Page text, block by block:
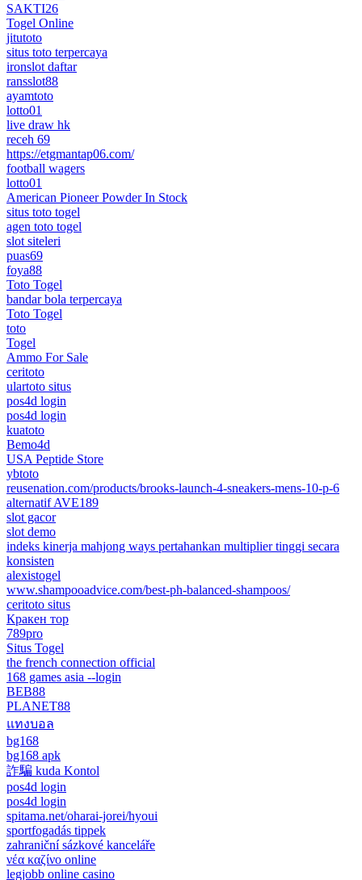
SAKTI26
Togel Online
jitutoto
situs toto terpercaya
ironslot daftar
ransslot88
ayamtoto
lotto01
live draw hk
receh 69
https://etgmantap06.com/
football wagers
lotto01
American Pioneer Powder In Stock
situs toto togel
agen toto togel
slot siteleri
puas69
foya88
Toto Togel
bandar bola terpercaya
Toto Togel
toto
Togel
Ammo For Sale
ceritoto
ulartoto situs
pos4d login
pos4d login
kuatoto
Bemo4d
USA Peptide Store
ybtoto
reusenation.com/products/brooks-launch-4-sneakers-mens-10-p-6
alternatif AVE189
slot gacor
slot demo
indeks kinerja mahjong ways pertahankan multiplier tinggi secara
konsisten
alexistogel
www.shampooadvice.com/best-ph-balanced-shampoos/
ceritoto situs
Кракен тор
789pro
Situs Togel
the french connection official
168 games asia --login
BEB88
PLANET88
แทงบอล
bg168
bg168 apk
詐騙 kuda Kontol
pos4d login
pos4d login
spitama.net/oharai-jorei/hyoui
sportfogadás tippek
zahraniční sázkové kanceláře
νέα καζίνο online
legjobb online casino